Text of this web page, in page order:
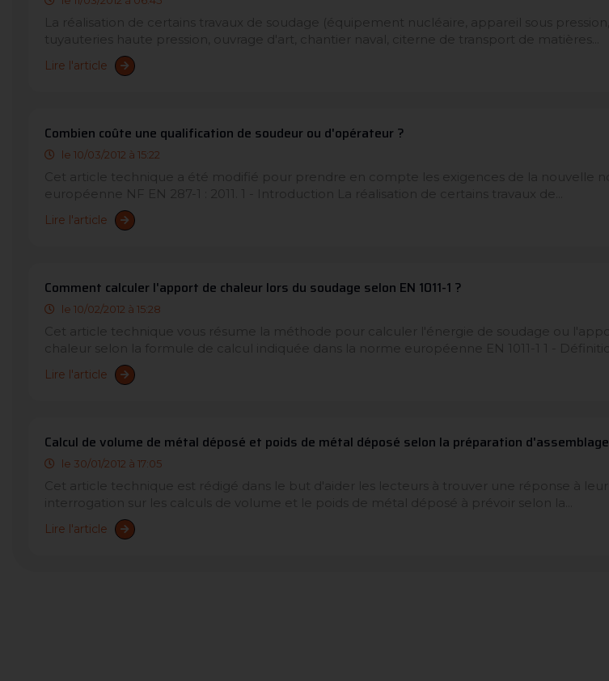
Lire l'article
Combien coûte une qualification de soudeur ou d'opérateur ?
le 10/03/2012 à 15:22
Lire l'article
Comment calculer l'apport de chaleur lors du soudage selon EN 1011-1 ?
le 10/02/2012 à 15:28
Lire l'article
Calcul de volume de métal déposé et poids de métal déposé selon la préparation d'assemblage
le 30/01/2012 à 17:05
Lire l'article